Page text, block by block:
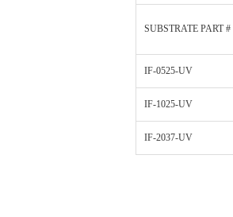
SUBSTRATE PART #
IF-0525-UV
IF-1025-UV
IF-2037-UV